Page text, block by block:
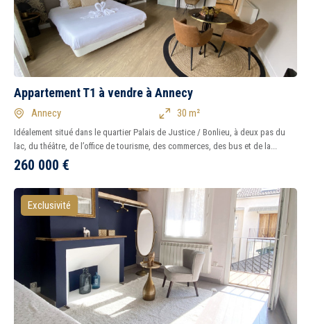
Appartement T1 à vendre à Annecy
Annecy 30 m²
Idéalement situé dans le quartier Palais de Justice / Bonlieu, à deux pas du
lac, du théâtre, de l’office de tourisme, des commerces, des bus et de la...
260 000 €
Exclusivité